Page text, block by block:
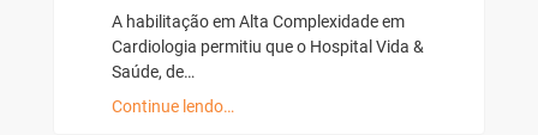
A habilitação em Alta Complexidade em
Cardiologia permitiu que o Hospital Vida &
Saúde, de…
Continue lendo…